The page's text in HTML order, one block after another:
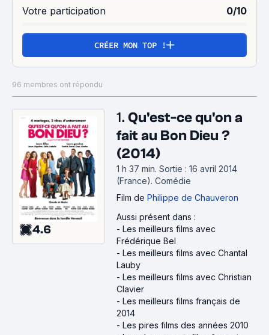
Votre participation
0/10
CRÉER MON TOP !
96 membres ont répondu
4.6
1. Qu'est-ce qu'on a
fait au Bon Dieu ?
(2014)
1 h 37 min. Sortie : 16 avril 2014
(France). Comédie
Film de Philippe de Chauveron
Aussi présent dans :
- Les meilleurs films avec
Frédérique Bel
- Les meilleurs films avec Chantal
Lauby
- Les meilleurs films avec Christian
Clavier
- Les meilleurs films français de
2014
- Les pires films des années 2010